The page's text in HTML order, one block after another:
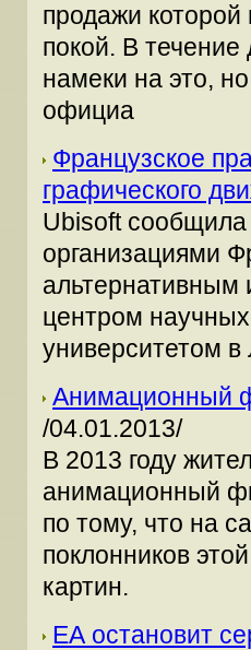
продажи
покой. В
намеки на это,
официа
Французское
графического
Ubisoft сообщила
организациями
альтернативным
центром
университетом в
Анимационный
/04.01.2013/
В 2013 году
анимационный
по тому, что на
поклонников
картин.
ЕА остановит